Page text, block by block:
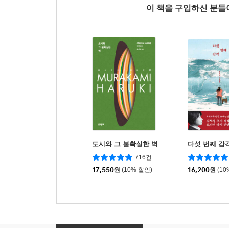
이 책을 구입하신 분
도시와 그 불확실한 벽
716건
17,550원 (10% 할인)
다섯 번째 감
16,200원